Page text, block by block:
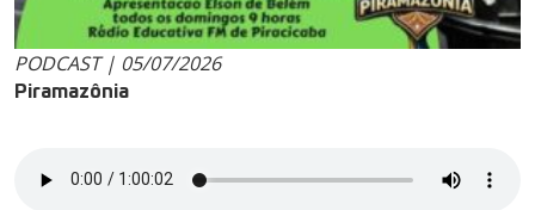
PODCAST | 05/07/2026
Piramazônia